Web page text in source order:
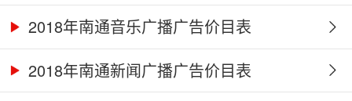
2018年南通音乐广播广告价目表
2018年南通新闻广播广告价目表